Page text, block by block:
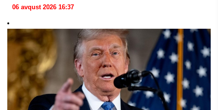
06 avqust 2026 16:37